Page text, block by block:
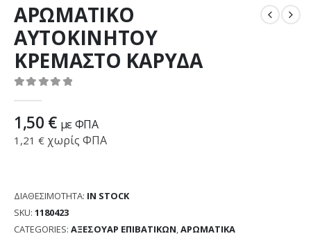
ΑΡΩΜΑΤΙΚΟ
ΑΥΤΟΚΙΝΗΤΟΥ
ΚΡΕΜΑΣΤΟ ΚΑΡΥΔΑ
1,50 € με ΦΠΑ
1,21 € χωρίς ΦΠΑ
ΔΙΑΘΕΣΙΜΌΤΗΤΑ: IN STOCK
SKU: 1180423
CATEGORIES: ΑΞΕΣΟΥΑΡ ΕΠΙΒΑΤΙΚΩΝ,ΑΡΩΜΑΤΙΚΑ